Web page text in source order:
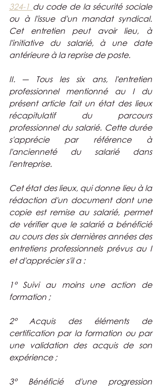
324-1 du code de la sécurité sociale
ou à l'issue d'un mandat syndical.
Cet entretien peut avoir lieu, à
l'initiative du salarié, à une date
antérieure à la reprise de poste.
II. ― Tous les six ans, l'entretien
professionnel mentionné au I du
présent article fait un état des lieux
récapitulatif du parcours
professionnel du salarié. Cette durée
s'apprécie par référence à
l'ancienneté du salarié dans
l'entreprise.
Cet état des lieux, qui donne lieu à la
rédaction d'un document dont une
copie est remise au salarié, permet
de vérifier que le salarié a bénéficié
au cours des six dernières années des
entretiens professionnels prévus au I
et d'apprécier s'il a :
1° Suivi au moins une action de
formation ;
2° Acquis des éléments de
certification par la formation ou par
une validation des acquis de son
expérience ;
3° Bénéficié d'une progression